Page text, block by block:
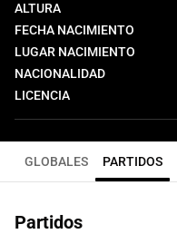
ALTURA
FECHA NACIMIENTO
LUGAR NACIMIENTO
NACIONALIDAD
LICENCIA
GLOBALES PARTIDOS
Partidos